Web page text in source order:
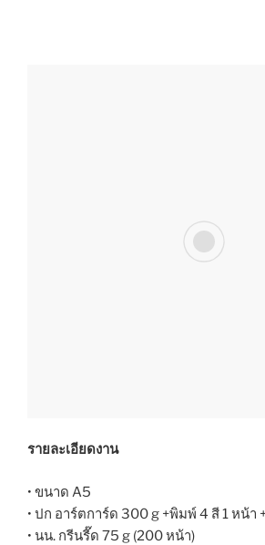
รายละเอียดงาน
• ขนาด A5
• ปก อาร์ตการ์ด 300 g +พิมพ์ 4 สี 1 หน้า
• นน. กรีนรี๊ด 75 g (200 หน้า)